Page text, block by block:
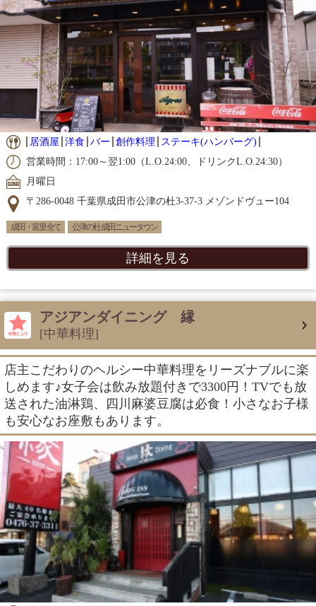
居酒屋 洋食 バー 創作料理
ステーキ(ハンバーグ)
営業時間：17:00～翌1:00（L.O.24:00、ドリンクL.O.24:30）
月曜日
〒286-0048 千葉県成田市公津の杜3-37-3 メゾンドヴュー104
成田・富里 全て 公津の杜 成田ニュータウン
詳細を見る
アジアンダイニング 縁
[中華料理]
店主こだわりのヘルシー中華料理をリーズナブルに楽
しめます♪女子会は飲み放題付きで3300円！TVでも放
送された油淋鶏、四川麻婆豆腐は必食！小さなお子様
も安心なお座敷もあります。